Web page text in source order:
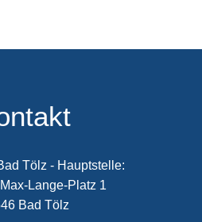
Tölz - Hauptstelle:
Lange-Platz 1
Bad Tölz